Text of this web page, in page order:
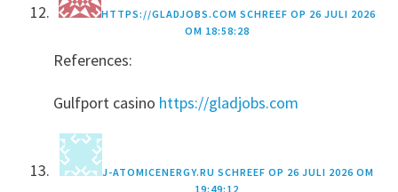
HTTPS://GLADJOBS.COM SCHREEF OP 26 JULI 2026
OM 18:58:28
References:
Gulfport casino https://gladjobs.com
J-ATOMICENERGY.RU SCHREEF OP 26 JULI 2026 OM
19:49:12